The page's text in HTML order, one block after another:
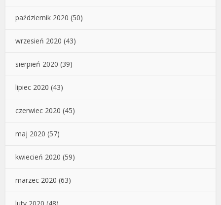
październik 2020 (50)
wrzesień 2020 (43)
sierpień 2020 (39)
lipiec 2020 (43)
czerwiec 2020 (45)
maj 2020 (57)
kwiecień 2020 (59)
marzec 2020 (63)